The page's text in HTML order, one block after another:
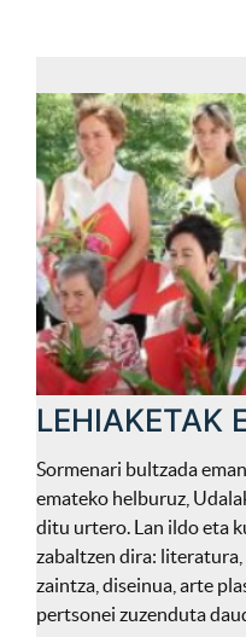
LEHIAKETAK
Sormenari bultzada
emateko helburuz,
ditu urtero. Lan ildo eta
zabaltzen dira:
zaintza, diseinua, arte
pertsonei zuzenduta